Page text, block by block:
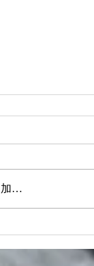
イブスケジュー
加…